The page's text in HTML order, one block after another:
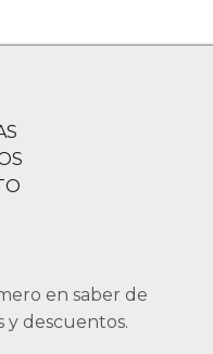
en saber de
y descuentos.